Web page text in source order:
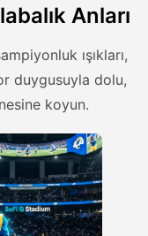
Anları
ışıkları,
duygusuyla dolu,
koyun.